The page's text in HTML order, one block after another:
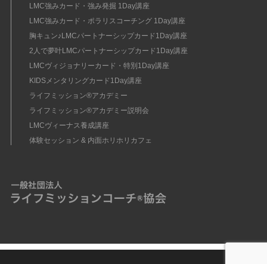
LMC強みカード・強み発掘 1Day講座
LMC強みカード・ポラリスコーチング 1Day講座
胸キュン♪LMCパートナーシップカード1Day講座
2人で夢叶LMCパートナーシップカード1Day講座
LMCヴィジョナリーカード・特別1Day講座
KIDSメンタリングカード1Day講座
ライフミッション®︎アカデミー
ライフミッション®︎アカデミー説明会
LMCヴィーナス養成講座
体験セッション & 内面ホリホリカフェ